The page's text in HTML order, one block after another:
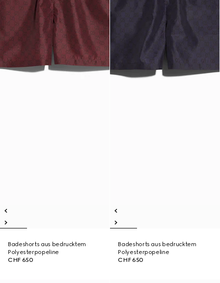
Badeshorts aus bedrucktem
Polyesterpopeline
CHF 650
Badeshorts aus bedrucktem
Polyesterpopeline
CHF 650